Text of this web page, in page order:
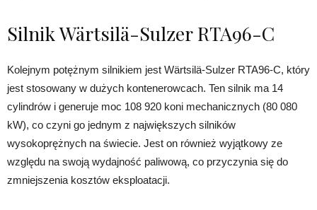
Silnik Wärtsilä-Sulzer RTA96-C
Kolejnym potężnym silnikiem jest Wärtsilä-Sulzer RTA96-C, który
jest stosowany w dużych kontenerowcach. Ten silnik ma 14
cylindrów i generuje moc 108 920 koni mechanicznych (80 080
kW), co czyni go jednym z największych silników
wysokoprężnych na świecie. Jest on również wyjątkowy ze
względu na swoją wydajność paliwową, co przyczynia się do
zmniejszenia kosztów eksploatacji.